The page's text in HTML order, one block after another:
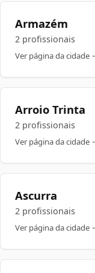
Armazém
2 profissionais
Ver página da cidade
Arroio Trinta
2 profissionais
Ver página da cidade
Ascurra
2 profissionais
Ver página da cidade